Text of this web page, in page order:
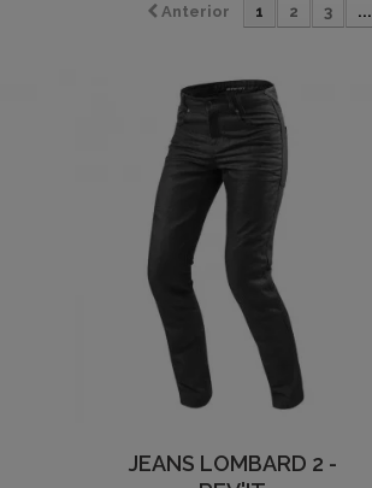
Anterior 1 2 3 ...
JEANS LOMBARD 2 -